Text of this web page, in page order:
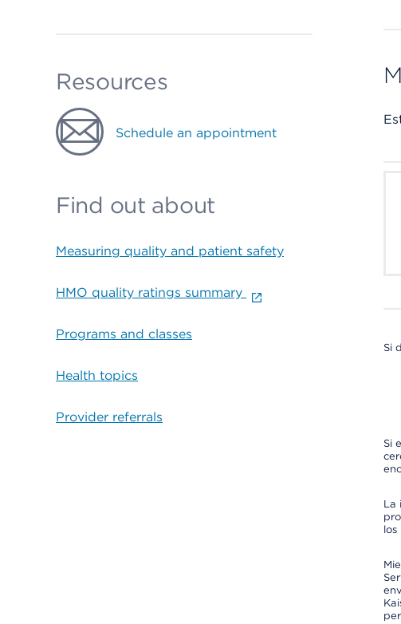
Resources
Schedule an appointment
Find out about
Measuring quality and patient safety
HMO quality ratings summary
Programs and classes
Health topics
Provider referrals
Si
Si
La
los